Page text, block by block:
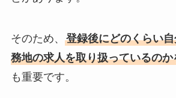
そのため、 登録後にどのくらい
務地の求人を取り扱っているの
も重要です。